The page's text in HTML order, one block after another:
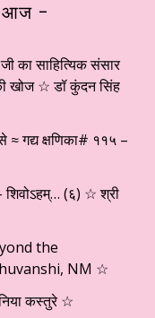
आज –
का साहित्यिक संसार
खोज ☆ डॉ कुंदन सिंह
≈ गद्य क्षणिका# ११५ –
शिवोऽहम्… (६) ☆ श्री
the
NM ☆
कस्तुरे ☆